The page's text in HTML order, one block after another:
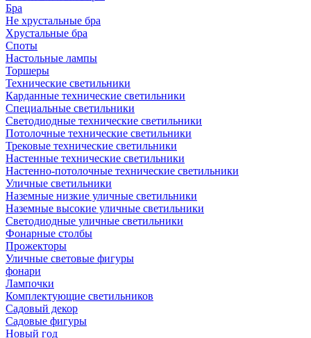
Бра
Не хрустальные бра
Хрустальные бра
Споты
Настольные лампы
Торшеры
Технические светильники
Карданные технические светильники
Специальные светильники
Светодиодные технические светильники
Потолочные технические светильники
Трековые технические светильники
Настенные технические светильники
Настенно-потолочные технические светильники
Уличные светильники
Наземные низкие уличные светильники
Наземные высокие уличные светильники
Светодиодные уличные светильники
Фонарные столбы
Прожекторы
Уличные световые фигуры
фонари
Лампочки
Комплектующие светильников
Садовый декор
Садовые фигуры
Новый год